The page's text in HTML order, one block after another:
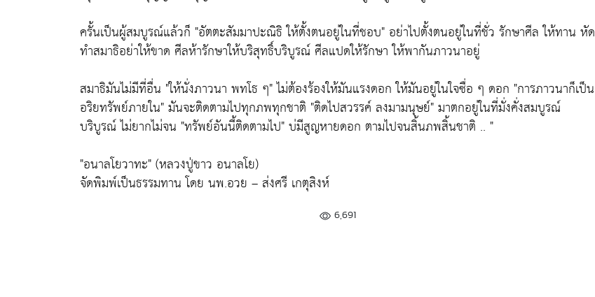
ครั้นเป็นผู้สมบูรณ์แล้วก็ "อัตตะสัมมาปะณิธิ ให้ตั้งตนอยู่ในที่ชอบ"อย่าไปตั้งตนอยู่ในที่ชั่ว รักษาศีล ให้ทาน หัด
ทำสมาธิอย่าให้ขาด ศีลห้ารักษาให้บริสุทธิ์บริบูรณ์ ศีลแปดให้รักษา ให้พากันภาวนาอยู่
สมาธิมันไม่มีที่อื่น "ให้นั่งภาวนา พทโธ ๆ"ไม่ต้องร้องให้มันแรงดอก ให้มันอยู่ในใจซื่อ ๆ ดอก "การภาวนาก็เป็น
อริยทรัพย์ภายใน"มันจะติดตามไปทุกภพทุกชาติ "ติดไปสวรรค์ ลงมามนุษย์"มาตกอยู่ในที่มั่งคั่งสมบูรณ์
บริบูรณ์ ไม่ยากไม่จน "ทรัพย์อันนี้ติดตามไป"บ่มีสูญหายดอก ตามไปจนสิ้นภพสิ้นชาติ .. "
"อนาลโยวาทะ"(หลวงปู่ขาว อนาลโย)
จัดพิมพ์เป็นธรรมทาน โดย นพ.อวย – ส่งศรี เกตุสิงห์
6,691